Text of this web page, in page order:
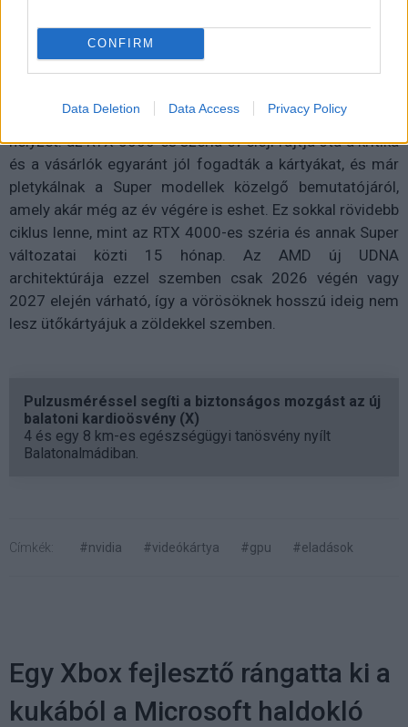
CONFIRM
Data Deletion Data Access Privacy Policy
százalékos visszaesést mutat. Az AMD 27 százalékos
pluszt könyvelhetett el, míg az Intel szerényebb, 2
Az Nvidia számára tehát minden eddiginél kedvezőbb a
helyzet: az RTX 5000-es széria év eleji rajtja óta a kritika
és a vásárlók egyaránt jól fogadták a kártyákat, és már
pletykálnak a Super modellek közelgő bemutatójáról,
amely akár még az év végére is eshet. Ez sokkal rövidebb
ciklus lenne, mint az RTX 4000-es széria és annak Super
változatai közti 15 hónap. Az AMD új UDNA
architektúrája ezzel szemben csak 2026 végén vagy
2027 elején várható, így a vörösöknek hosszú ideig nem
lesz ütőkártyájuk a zöldekkel szemben.
Pulzusméréssel segíti a biztonságos mozgást az új
balatoni kardioösvény (X)
4 és egy 8 km-es egészségügyi tanösvény nyílt
Balatonalmádiban.
Címkék: #nvidia #videókártya #gpu #eladások
Egy Xbox fejlesztő rángatta ki a
kukából a Microsoft haldokló